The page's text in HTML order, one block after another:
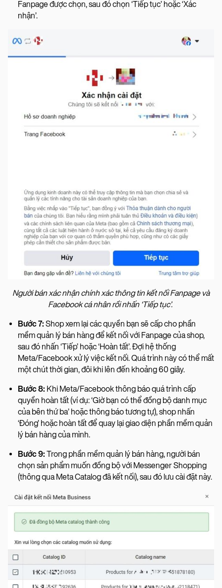
Fanpage được chọn, sau đó chọn ‘Tiếp tục’ hoặc ‘Xác
nhận’.
Người bán xác nhận chính xác thông tin kết nối Fanpage và
Facebook cá nhân rồi nhấn ‘Tiếp tục’.
Bước 7: Shop xem lại các quyền bạn sẽ cấp cho phần
mềm quản lý bán hàng để kết nối với Fanpage của shop,
sau đó nhấn ‘Tiếp’ hoặc ‘Hoàn tất’. Đợi hệ thống
Meta/Facebook xử lý việc kết nối. Quá trình này có thể mất
một chút thời gian, đôi khi lên đến khoảng 60 giây.
Bước 8: Khi Meta/Facebook thông báo quá trình cấp
quyền hoàn tất (ví dụ: ‘Giờ bạn có thể đồng bộ danh mục
của bên thứ ba’ hoặc thông báo tương tự), shop nhấn
‘Đóng’ hoặc hoàn tất để quay lại giao diện phần mềm quản
lý bán hàng của mình.
Bước 9: Trong phần mềm quản lý bán hàng, người bán
chọn sản phẩm muốn đồng bộ với Messenger Shopping
(thông qua Meta Catalog đã kết nối), sau đó lưu cài đặt này.